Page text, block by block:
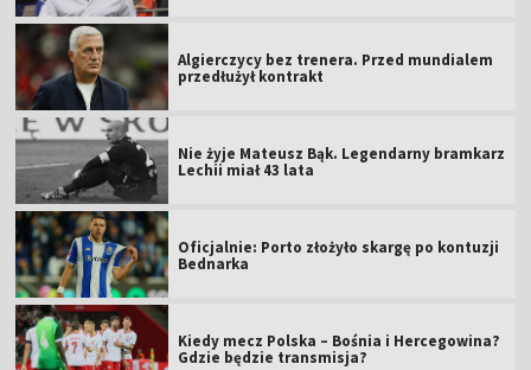
Algierczycy bez trenera. Przed mundialem
przedłużył kontrakt
Nie żyje Mateusz Bąk. Legendarny bramkarz
Lechii miał 43 lata
Oficjalnie: Porto złożyło skargę po kontuzji
Bednarka
Kiedy mecz Polska – Bośnia i Hercegowina?
Gdzie będzie transmisja?